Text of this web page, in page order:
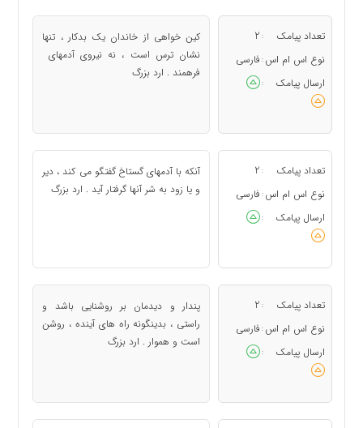
تعداد پیامک :
2
نوع اس ام اس : فارسی
ارسال پیامک
:
کین خواهی از خاندان یک بدکار ، تنها
نشان ترس است ، نه نیروی آدمهای
فرهمند . ارد بزرگ
تعداد پیامک :
2
نوع اس ام اس : فارسی
ارسال پیامک
:
آنکه با آدمهای گستاخ گفتگو می کند ، دیر
و یا زود به شر آنها گرفتار آید . ارد بزرگ
تعداد پیامک :
2
نوع اس ام اس : فارسی
ارسال پیامک
:
پندار و دیدمان بر روشنایی باشد و
راستی ، بدینگونه راه های آینده ، روشن
است و هموار . ارد بزرگ